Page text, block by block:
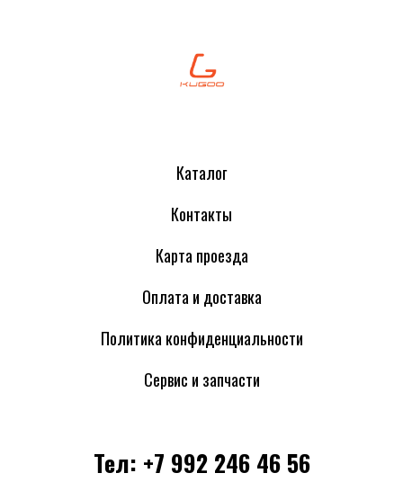
Каталог
Контакты
Карта проезда
Оплата и доставка
Политика конфиденциальности
Сервис и запчасти
Тел: +7 992 246 46 56